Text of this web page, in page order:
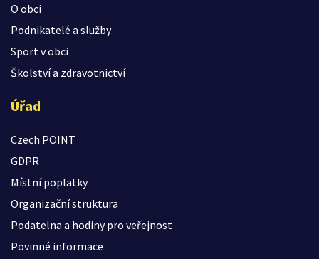
O obci
Podnikatelé a služby
Sport v obci
Školství a zdravotnictví
Úřad
Czech POINT
GDPR
Místní poplatky
Organizační struktura
Podatelna a hodiny pro veřejnost
Povinné informace